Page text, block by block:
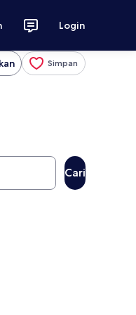
Login
Simpan
Cari